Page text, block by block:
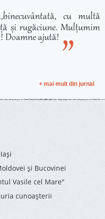
cu multă
și rugăciune. Mulțumim
Doamne ajută!
+ mai mult din jurnal
și Bucovinei
Vasile cel Mare"
cunoaşterii